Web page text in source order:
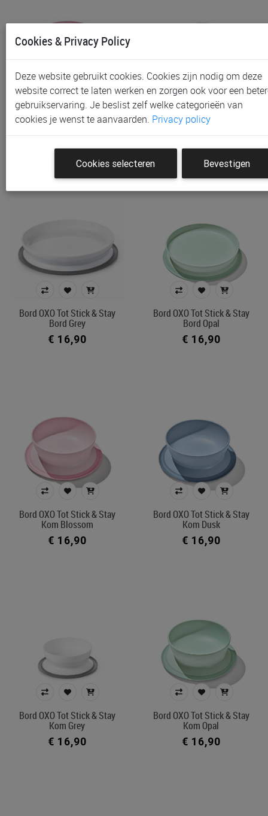
Bord OXO Tot Stick & Stay
Bord Blossom
Bord OXO Tot Stick & Stay
Bord Dusk
Bord OXO Tot Stick & Stay
Bord Grey
€ 16,90
Bord OXO Tot Stick & Stay
Bord Opal
€ 16,90
Bord OXO Tot Stick & Stay
Kom Blossom
€ 16,90
Bord OXO Tot Stick & Stay
Kom Dusk
€ 16,90
Bord OXO Tot Stick & Stay
Kom Grey
€ 16,90
Bord OXO Tot Stick & Stay
Kom Opal
€ 16,90
Cookies & Privacy Policy
Deze website gebruikt cookies. Cookies zijn nodig om deze
website correct te laten werken en zorgen ook voor een
gebruikservaring. Je beslist zelf welke categorieën van
cookies je wenst te aanvaarden. Privacy policy
Cookies selecteren Bevestigen